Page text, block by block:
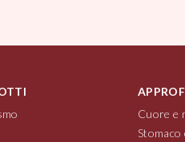
Cuore e